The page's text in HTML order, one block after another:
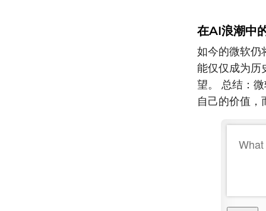
在AI浪潮中
如今的微软仍
能仅仅成为历
望。 总结：
自己的价值，